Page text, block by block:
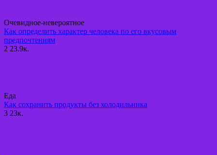
Очевидное-невероятное
Как определить характер человека по его вкусовым
предпочтениям
2 23.9к.
Еда
Как сохранить продукты без холодильника
3 23к.